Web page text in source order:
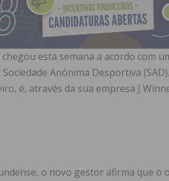
esta semana a acordo com
Anónima Desportiva
é, através da sua empresa J
o novo gestor afirma que o